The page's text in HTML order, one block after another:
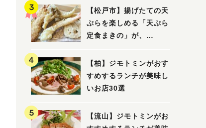
【松戸市】揚げたての天
ぷらを楽しめる「天ぷら
定食まきの」が、
【柏】ジモトミンがおす
すめするランチが美味し
いお店30選
【流山】ジモトミンがお